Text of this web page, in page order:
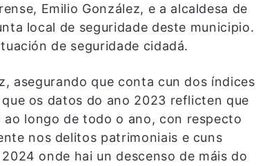
Emilio González, e a alcaldesa de
local de seguridade deste municipio.
de seguridade cidadá.
asegurando que conta cun dos índices
os datos do ano 2023 reflicten que
ao longo de todo o ano, con respecto
nos delitos patrimoniais e cuns
onde hai un descenso de máis do